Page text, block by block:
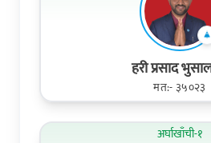
हरी प्रसाद
मत:- ३५०२३
अर्घाखाँची-१